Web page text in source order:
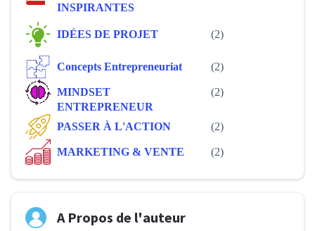
INSPIRANTES
IDÉES DE PROJET (2)
Concepts Entrepreneuriat (2)
MINDSET
ENTREPRENEUR
(2)
PASSER À L'ACTION (2)
MARKETING & VENTE (2)
A Propos de l'auteur